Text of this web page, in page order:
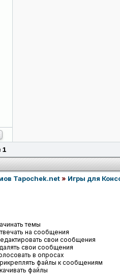
1
Tapochek.net» Игры для
темы
на сообщения
свои сообщения
свои сообщения
в опросах
файлы к сообщениям
файлы